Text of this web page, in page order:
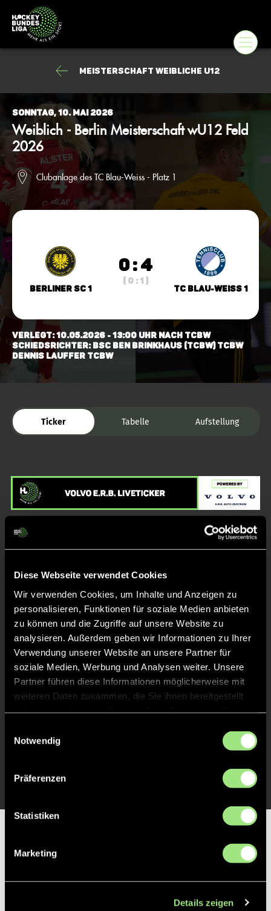
Diese Webseite verwendet Cookies
Wir verwenden Cookies, um Inhalte und Anzeigen zu
personalisieren, Funktionen für soziale Medien anbieten
zu können und die Zugriffe auf unsere Website zu
analysieren. Außerdem geben wir Informationen zu Ihrer
Verwendung unserer Website an unsere Partner für
soziale Medien, Werbung und Analysen weiter. Unsere
Partner führen diese Informationen möglicherweise mit
weiteren Daten zusammen, die Sie ihnen bereitgestellt
Notwendig
Präferenzen
Statistiken
Marketing
Details zeigen
Meisterschaft weibliche U12
Sonntag, 10. Mai 2026
Weiblich - Berlin Meisterschaft wU12 Feld
2026
Clubanlage des TC Blau-Weiss - Platz 1
Berliner SC 1
0 : 4
( 0 : 1 )
TC Blau-Weiss 1
Verlegt: 10.05.2026 - 13:00 Uhr nach TCBW
Schiedsrichter: BSC Ben Brinkhaus (TCBW) TCBW
Dennis Lauffer TCBW
Ticker Tabelle Aufstellung
Liveticker
48'
Abpfiff
Spiel beendet
38' TOR 0:1, FELDTOR
37' TOR 0:1, FELDTOR